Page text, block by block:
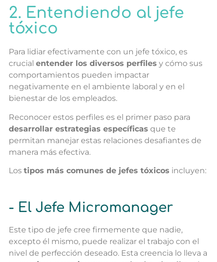
2. Entendiendo al jefe
tóxico
Para lidiar efectivamente con un jefe tóxico, es
crucial entender los diversos perfiles y cómo sus
comportamientos pueden impactar
negativamente en el ambiente laboral y en el
bienestar de los empleados.
Reconocer estos perfiles es el primer paso para
desarrollar estrategias específicas que te
permitan manejar estas relaciones desafiantes de
manera más efectiva.
Los tipos más comunes de jefes tóxicos incluyen:
- El Jefe Micromanager
Este tipo de jefe cree firmemente que nadie,
excepto él mismo, puede realizar el trabajo con el
nivel de perfección deseado. Esta creencia lo lleva a